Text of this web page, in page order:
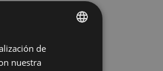
de
nuestra